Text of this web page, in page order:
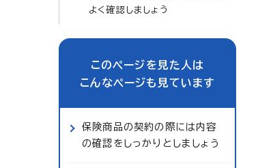
よく確認しましょう
このページを見た人は
こんなページも見ています
保険商品の契約の際には内容
の確認をしっかりとしましょう